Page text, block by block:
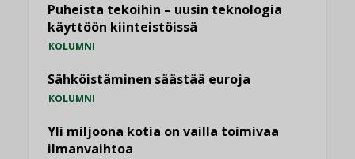
Puheista tekoihin – uusin teknologia
käyttöön kiinteistöissä
KOLUMNI
Sähköistäminen säästää euroja
KOLUMNI
Yli miljoona kotia on vailla toimivaa
ilmanvaihtoa